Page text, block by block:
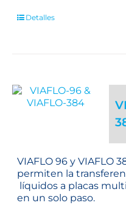
Detalles
VIAFLO 96 y VIAFLO
permiten la
líquidos a placas
en un solo paso.